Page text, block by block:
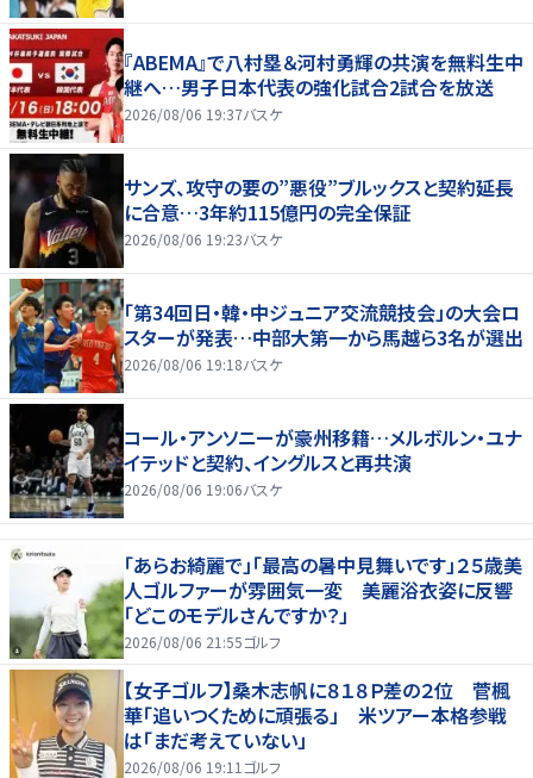
『ABEMA』で八村塁＆河村勇輝の共演を無料生中
継へ…男子日本代表の強化試合2試合を放送
2026/08/06 19:37バスケ
サンズ、攻守の要の”悪役”ブルックスと契約延長
に合意…3年約115億円の完全保証
2026/08/06 19:23バスケ
「第34回日・韓・中ジュニア交流競技会」の大会ロ
スターが発表…中部大第一から馬越ら3名が選出
2026/08/06 19:18バスケ
コール・アンソニーが豪州移籍…メルボルン・ユナ
イテッドと契約、イングルスと再共演
2026/08/06 19:06バスケ
「あらお綺麗で」「最高の暑中見舞いです」２５歳美
人ゴルファーが雰囲気一変 美麗浴衣姿に反響
「どこのモデルさんですか？」
2026/08/06 21:55ゴルフ
【女子ゴルフ】桑木志帆に８１８Ｐ差の２位 菅楓
華「追いつくために頑張る」 米ツアー本格参戦
は「まだ考えていない」
2026/08/06 19:11 ゴルフ